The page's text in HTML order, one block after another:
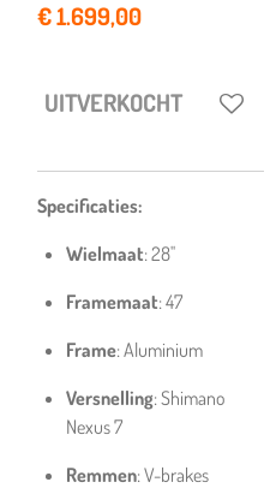
€ 1.699,00
UITVERKOCHT
Specificaties:
Wielmaat: 28''
Framemaat: 47
Frame: Aluminium
Versnelling: Shimano
Nexus 7
Remmen: V-brakes